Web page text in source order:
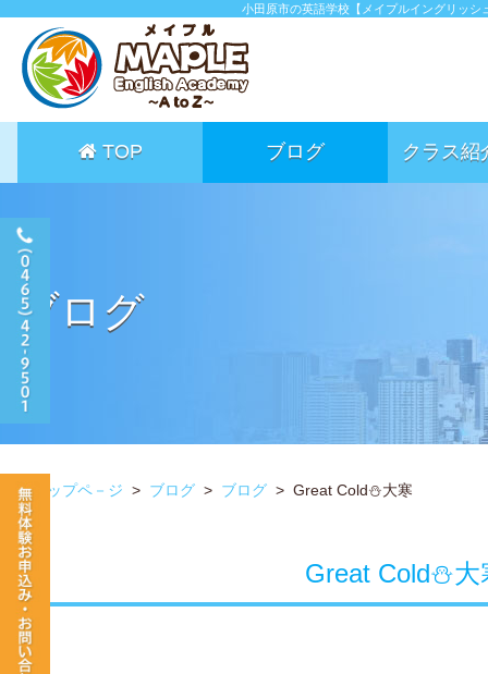
小田原市の英語学校【メイプルイングリッ
TOP ブログ クラス紹
ブログ
トップペ－ジ > ブログ > ブログ > Great Cold⛄大寒
Great Cold⛄大